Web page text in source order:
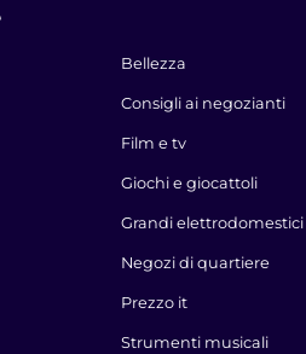
Bellezza
Consigli ai negozianti
Film e tv
Giochi e giocattoli
Grandi elettrodomestici
Negozi di quartiere
Prezzo it
Strumenti musicali